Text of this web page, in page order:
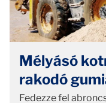
Mélyásó
rakodó
Fedezze fel